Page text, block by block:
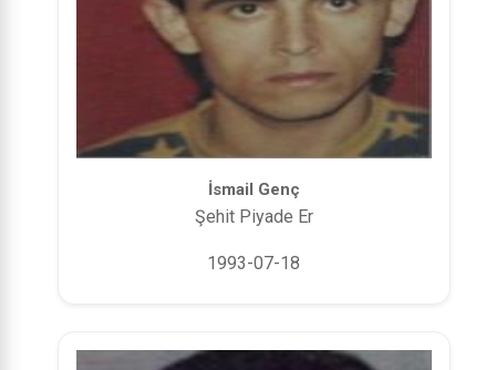
İsmail Genç
Şehit Piyade Er
1993-07-18